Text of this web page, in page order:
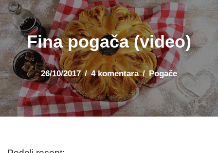
Fina pogača (video)
26/10/2017 4 komentara Pogače